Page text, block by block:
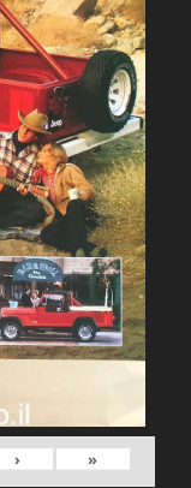
«
‹